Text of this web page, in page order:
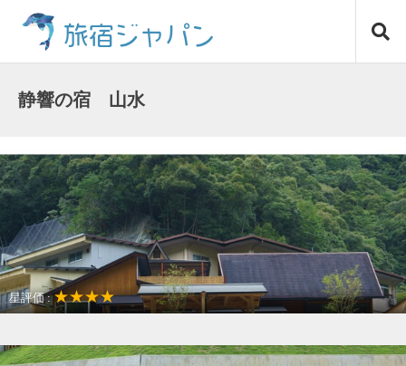
キ
ッ
プ
旅宿ジャパン
静響の宿 山水
星評価 :★★★★